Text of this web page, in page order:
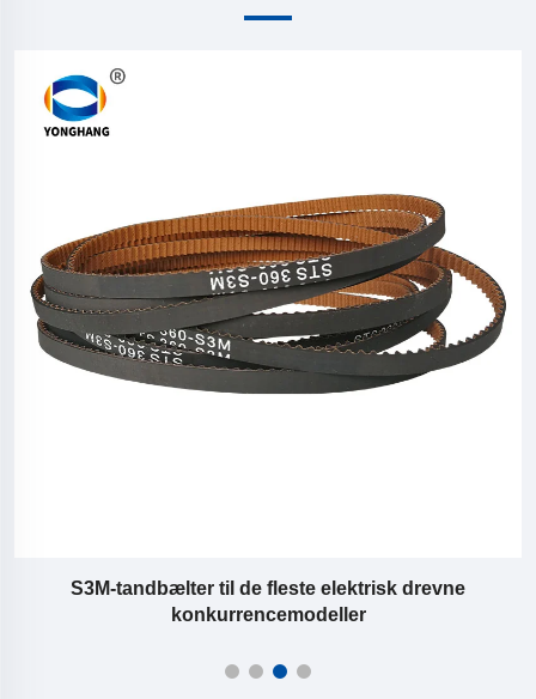
S3M-tandbælter til de fleste elektrisk drevne
konkurrencemodeller